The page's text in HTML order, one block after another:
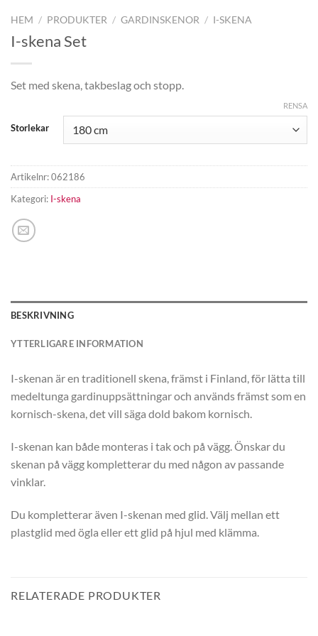
HEM / PRODUKTER / GARDINSKENOR / I-SKENA
I-skena Set
Set med skena, takbeslag och stopp.
Storlekar
RENSA
Artikelnr:062186
Kategori: I-skena
BESKRIVNING
YTTERLIGARE INFORMATION
I-skenan är en traditionell skena, främst i Finland, för lätta till
medeltunga gardinuppsättningar och används främst som en
kornisch-skena, det vill säga dold bakom kornisch.
I-skenan kan både monteras i tak och på vägg. Önskar du
skenan på vägg kompletterar du med någon av passande
vinklar.
Du kompletterar även I-skenan med glid. Välj mellan ett
plastglid med ögla eller ett glid på hjul med klämma.
RELATERADE PRODUKTER